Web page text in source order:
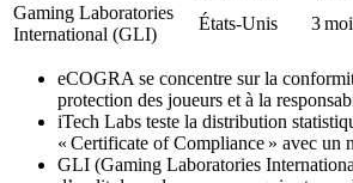
Gaming Laboratories
International (GLI)
États‑Unis 3
eCOGRA se concentre sur la
protection des joueurs et à la
iTech Labs teste la distribution
« Certificate of Compliance » avec un
GLI (Gaming Laboratories